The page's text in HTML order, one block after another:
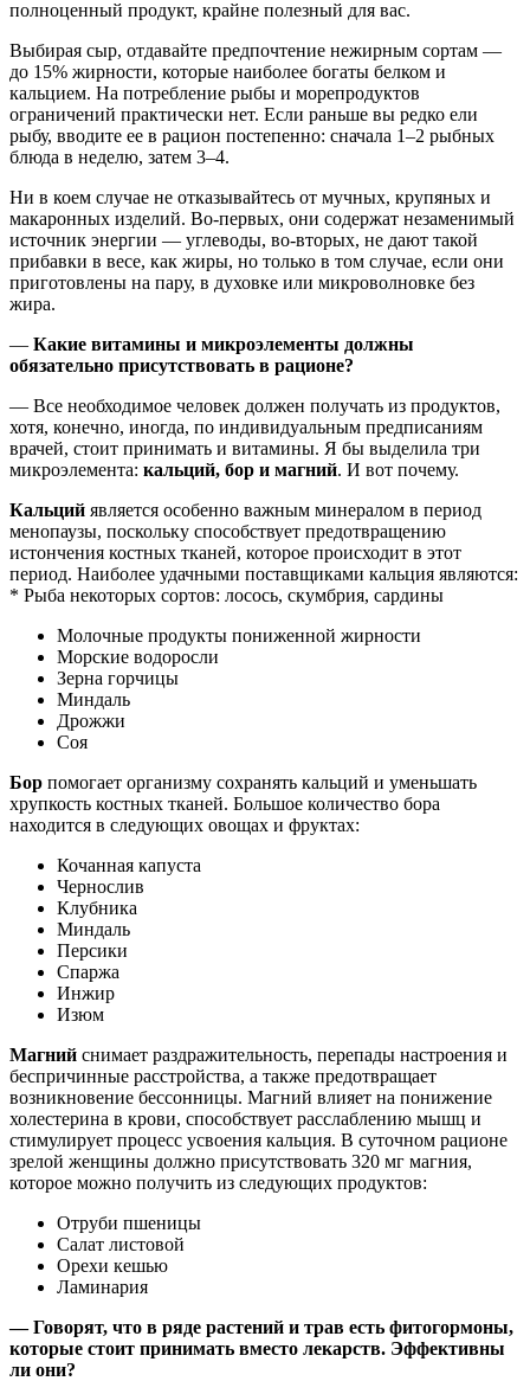
полноценный продукт, крайне полезный для вас.
Выбирая сыр, отдавайте предпочтение нежирным сортам —
до 15% жирности, которые наиболее богаты белком и
кальцием. На потребление рыбы и морепродуктов
ограничений практически нет. Если раньше вы редко ели
рыбу, вводите ее в рацион постепенно: сначала 1–2 рыбных
блюда в неделю, затем 3–4.
Ни в коем случае не отказывайтесь от мучных, крупяных и
макаронных изделий. Во-первых, они содержат незаменимый
источник энергии — углеводы, во-вторых, не дают такой
прибавки в весе, как жиры, но только в том случае, если они
приготовлены на пару, в духовке или микроволновке без
жира.
— Какие витамины и микроэлементы должны
обязательно присутствовать в рационе?
— Все необходимое человек должен получать из продуктов,
хотя, конечно, иногда, по индивидуальным предписаниям
врачей, стоит принимать и витамины. Я бы выделила три
микроэлемента: кальций, бор и магний. И вот почему.
Кальций является особенно важным минералом в период
менопаузы, поскольку способствует предотвращению
истончения костных тканей, которое происходит в этот
период. Наиболее удачными поставщиками кальция являются:
* Рыба некоторых сортов: лосось, скумбрия, сардины
Молочные продукты пониженной жирности
Морские водоросли
Зерна горчицы
Миндаль
Дрожжи
Соя
Бор помогает организму сохранять кальций и уменьшать
хрупкость костных тканей. Большое количество бора
находится в следующих овощах и фруктах:
Кочанная капуста
Чернослив
Клубника
Миндаль
Персики
Спаржа
Инжир
Изюм
Магний снимает раздражительность, перепады настроения и
беспричинные расстройства, а также предотвращает
возникновение бессонницы. Магний влияет на понижение
холестерина в крови, способствует расслаблению мышц и
стимулирует процесс усвоения кальция. В суточном рационе
зрелой женщины должно присутствовать 320 мг магния,
которое можно получить из следующих продуктов:
Отруби пшеницы
Салат листовой
Орехи кешью
Ламинария
— Говорят, что в ряде растений и трав есть фитогормоны,
которые стоит принимать вместо лекарств. Эффективны
ли они?